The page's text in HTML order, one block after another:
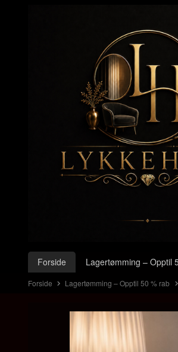
Produkter
Forside Lagertømming – Opptil
Forside Lagertømming – Opptil 50 % rab